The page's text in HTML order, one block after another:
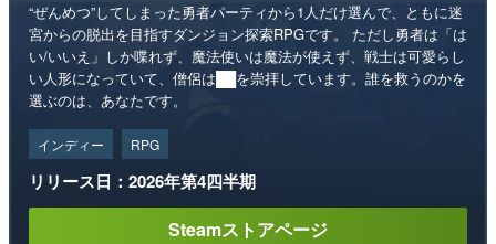
“ぜんめつ”してしまった勇者パーティから1人だけ選んで、ともに迷
宮からの脱出を目指すダンジョン探索RPGです。 ただし勇者は「は
い/いいえ」しか喋れず、魔法使いは魔法が使えず、戦士は可愛らし
い人形になっていて、僧侶は██を崇拝しています。誰を救うのかを
選ぶのは、あなたです。
インディー RPG
リリース日：2026年第4四半期
Steamストアページ